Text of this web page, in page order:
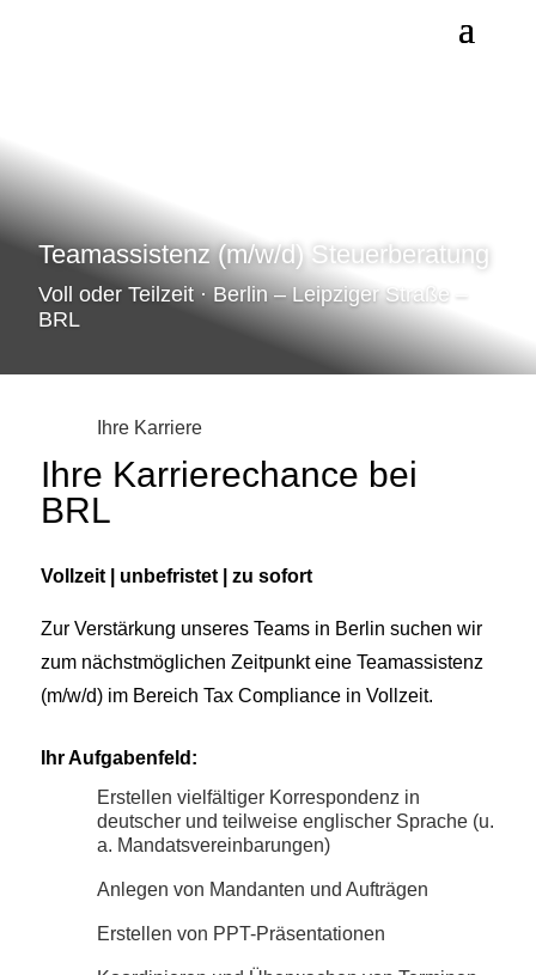
Teamassistenz (m/w/d) Steuerberatung
Voll oder Teilzeit · Berlin – Leipziger Straße –
BRL
Ihre Karriere
Ihre Karrierechance bei
BRL
Vollzeit | unbefristet | zu sofort
Zur Verstärkung unseres Teams in Berlin suchen wir
zum nächstmöglichen Zeitpunkt eine Teamassistenz
(m/w/d) im Bereich Tax Compliance in Vollzeit.
Ihr Aufgabenfeld:
Erstellen vielfältiger Korrespondenz in
deutscher und teilweise englischer Sprache (u.
a. Mandatsvereinbarungen)
Anlegen von Mandanten und Aufträgen
Erstellen von PPT-Präsentationen